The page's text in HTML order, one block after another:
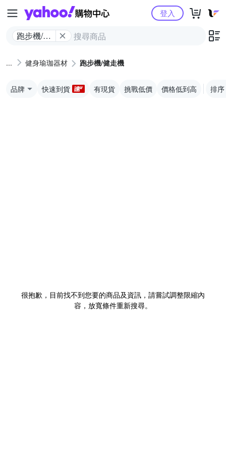
Yahoo購物中心
跑步機/健
登入
健身瑜珈器材 跑步機/健走機
品牌 快速到貨 有現貨 挑戰低價 價格低到高 排序
很抱歉，目前找不到您要的商品及資訊，請嘗試調整限縮內
容，放寬條件重新搜尋。